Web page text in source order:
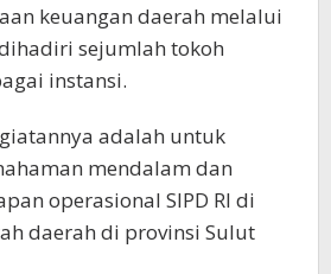
keuangan daerah melalui
sejumlah tokoh
instansi.
adalah untuk
mendalam dan
operasional SIPD RI di
daerah di provinsi Sulut